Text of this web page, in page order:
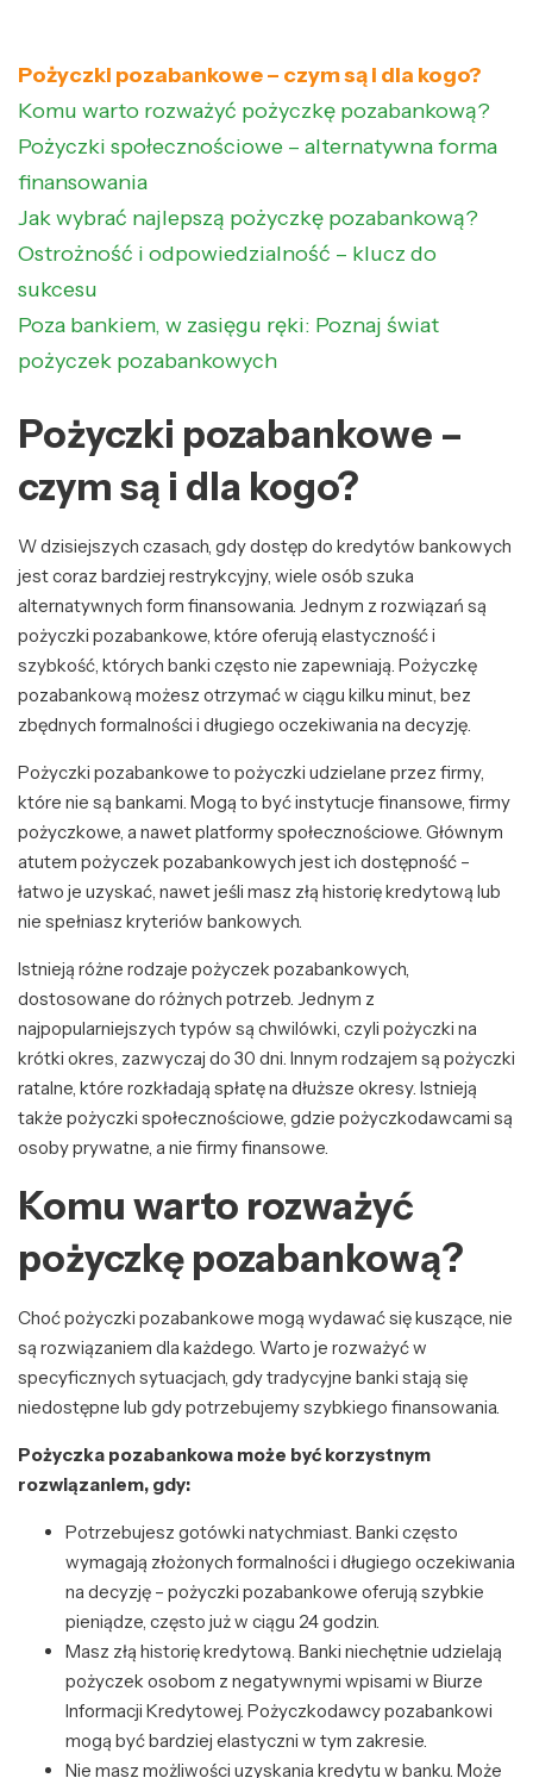
Pożyczki pozabankowe – czym są i dla kogo?
Komu warto rozważyć pożyczkę pozabankową?
Pożyczki społecznościowe – alternatywna forma
finansowania
Jak wybrać najlepszą pożyczkę pozabankową?
Ostrożność i odpowiedzialność – klucz do
sukcesu
Poza bankiem, w zasięgu ręki: Poznaj świat
pożyczek pozabankowych
Pożyczki pozabankowe –
czym są i dla kogo?
W dzisiejszych czasach, gdy dostęp do kredytów bankowych
jest coraz bardziej restrykcyjny, wiele osób szuka
alternatywnych form finansowania. Jednym z rozwiązań są
pożyczki pozabankowe, które oferują elastyczność i
szybkość, których banki często nie zapewniają. Pożyczkę
pozabankową możesz otrzymać w ciągu kilku minut, bez
zbędnych formalności i długiego oczekiwania na decyzję.
Pożyczki pozabankowe to pożyczki udzielane przez firmy,
które nie są bankami. Mogą to być instytucje finansowe, firmy
pożyczkowe, a nawet platformy społecznościowe. Głównym
atutem pożyczek pozabankowych jest ich dostępność –
łatwo je uzyskać, nawet jeśli masz złą historię kredytową lub
nie spełniasz kryteriów bankowych.
Istnieją różne rodzaje pożyczek pozabankowych,
dostosowane do różnych potrzeb. Jednym z
najpopularniejszych typów są chwilówki, czyli pożyczki na
krótki okres, zazwyczaj do 30 dni. Innym rodzajem są pożyczki
ratalne, które rozkładają spłatę na dłuższe okresy. Istnieją
także pożyczki społecznościowe, gdzie pożyczkodawcami są
osoby prywatne, a nie firmy finansowe.
Komu warto rozważyć
pożyczkę pozabankową?
Choć pożyczki pozabankowe mogą wydawać się kuszące, nie
są rozwiązaniem dla każdego. Warto je rozważyć w
specyficznych sytuacjach, gdy tradycyjne banki stają się
niedostępne lub gdy potrzebujemy szybkiego finansowania.
Pożyczka pozabankowa może być korzystnym
rozwiązaniem, gdy:
Potrzebujesz gotówki natychmiast. Banki często
wymagają złożonych formalności i długiego oczekiwania
na decyzję – pożyczki pozabankowe oferują szybkie
pieniądze, często już w ciągu 24 godzin.
Masz złą historię kredytową. Banki niechętnie udzielają
pożyczek osobom z negatywnymi wpisami w Biurze
Informacji Kredytowej. Pożyczkodawcy pozabankowi
mogą być bardziej elastyczni w tym zakresie.
Nie masz możliwości uzyskania kredytu w banku. Może